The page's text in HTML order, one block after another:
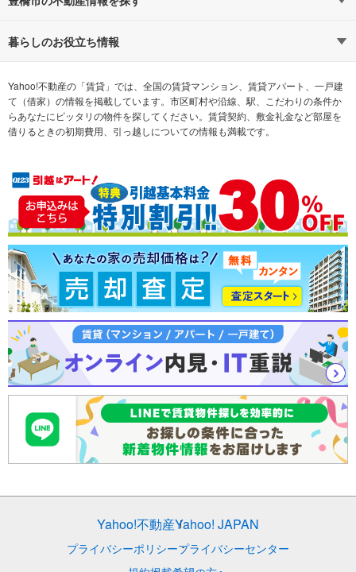
通勤時間から探す
不動産会社から探す 希望の条件から探す
テーマから探す ランキングから探す
不動産・住宅
新築マンション 中古マンション
新築一戸建て 中古一戸建て
売却査定
暮らしのお役立ち情報
マンションカタログ 教えて！住まいの先生
Yahoo!不動産の「賃貸」では、全国の賃貸マンション、賃貸アパート、一戸建
て（借家）の情報を掲載しています。市区町村や沿線、駅、こだわりの条件か
らあなたにピッタリの物件を探してください。賃貸契約、敷金礼金など部屋を
借りるときの初期費用、引っ越しについての情報も満載です。
Yahoo!不動産Yahoo! JAPAN
プライバシーポリシープライバシーセンター